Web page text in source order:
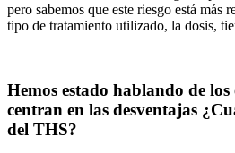
pero sabemos que este riesgo está más
tipo de tratamiento utilizado, la dosis,
Hemos estado hablando de los
centran en las desventajas
del THS?